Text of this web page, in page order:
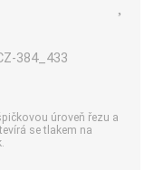
384_433
úroveň řezu a
se tlakem na